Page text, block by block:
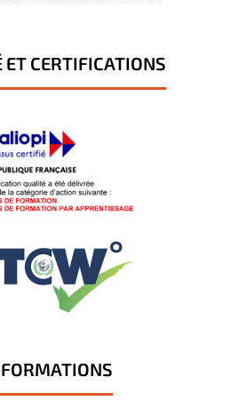
ET CERTIFICATIONS